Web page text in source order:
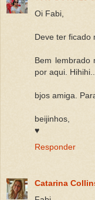
Oi Fabi,
Deve ter ficado
Bem lembrado
por aqui. Hihihi...
bjos amiga.
beijinhos,
♥
Responder
Catarina